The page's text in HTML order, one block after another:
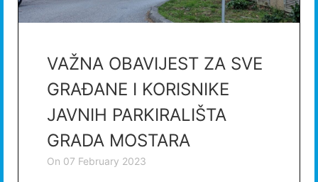
VAŽNA OBAVIJEST ZA SVE
GRAĐANE I KORISNIKE
JAVNIH PARKIRALIŠTA
GRADA MOSTARA
on 07 February 2023